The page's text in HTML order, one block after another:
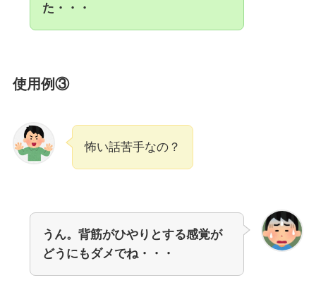
た・・・
使用例③
怖い話苦手なの？
うん。背筋がひやりとする感覚が
どうにもダメでね・・・